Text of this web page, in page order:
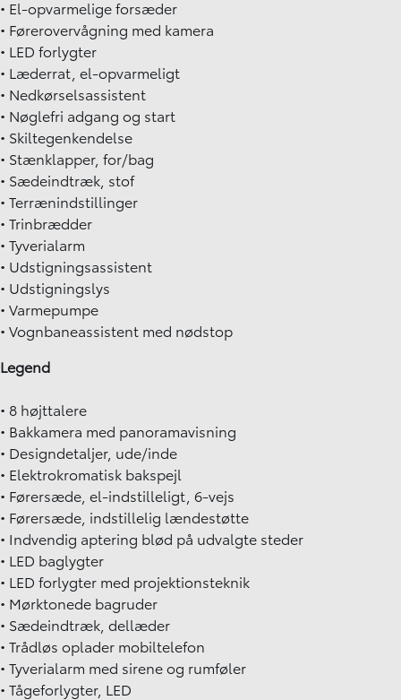
• El-opvarmelige forsæder
• Førerovervågning med kamera
• LED forlygter
• Læderrat, el-opvarmeligt
• Nedkørselsassistent
• Nøglefri adgang og start
• Skiltegenkendelse
• Stænklapper, for/bag
• Sædeindtræk, stof
• Terrænindstillinger
• Trinbrædder
• Tyverialarm
• Udstigningsassistent
• Udstigningslys
• Varmepumpe
• Vognbaneassistent med nødstop
Legend
• 8 højttalere
• Bakkamera med panoramavisning
• Designdetaljer, ude/inde
• Elektrokromatisk bakspejl
• Førersæde, el-indstilleligt, 6-vejs
• Førersæde, indstillelig lændestøtte
• Indvendig aptering blød på udvalgte steder
• LED baglygter
• LED forlygter med projektionsteknik
• Mørktonede bagruder
• Sædeindtræk, dellæder
• Trådløs oplader mobiltelefon
• Tyverialarm med sirene og rumføler
• Tågeforlygter, LED